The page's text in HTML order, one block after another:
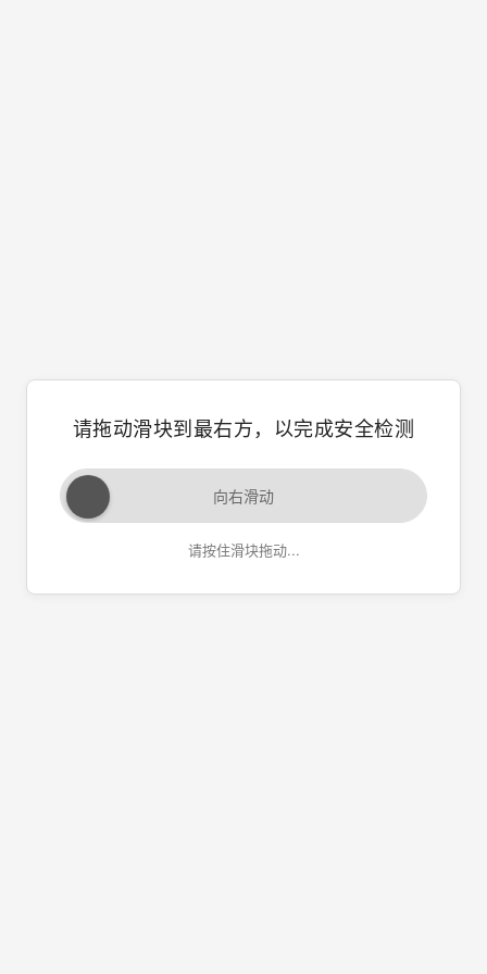
请拖动滑块到最右方，以完成安全检测
向右滑动
请按住滑块拖动...